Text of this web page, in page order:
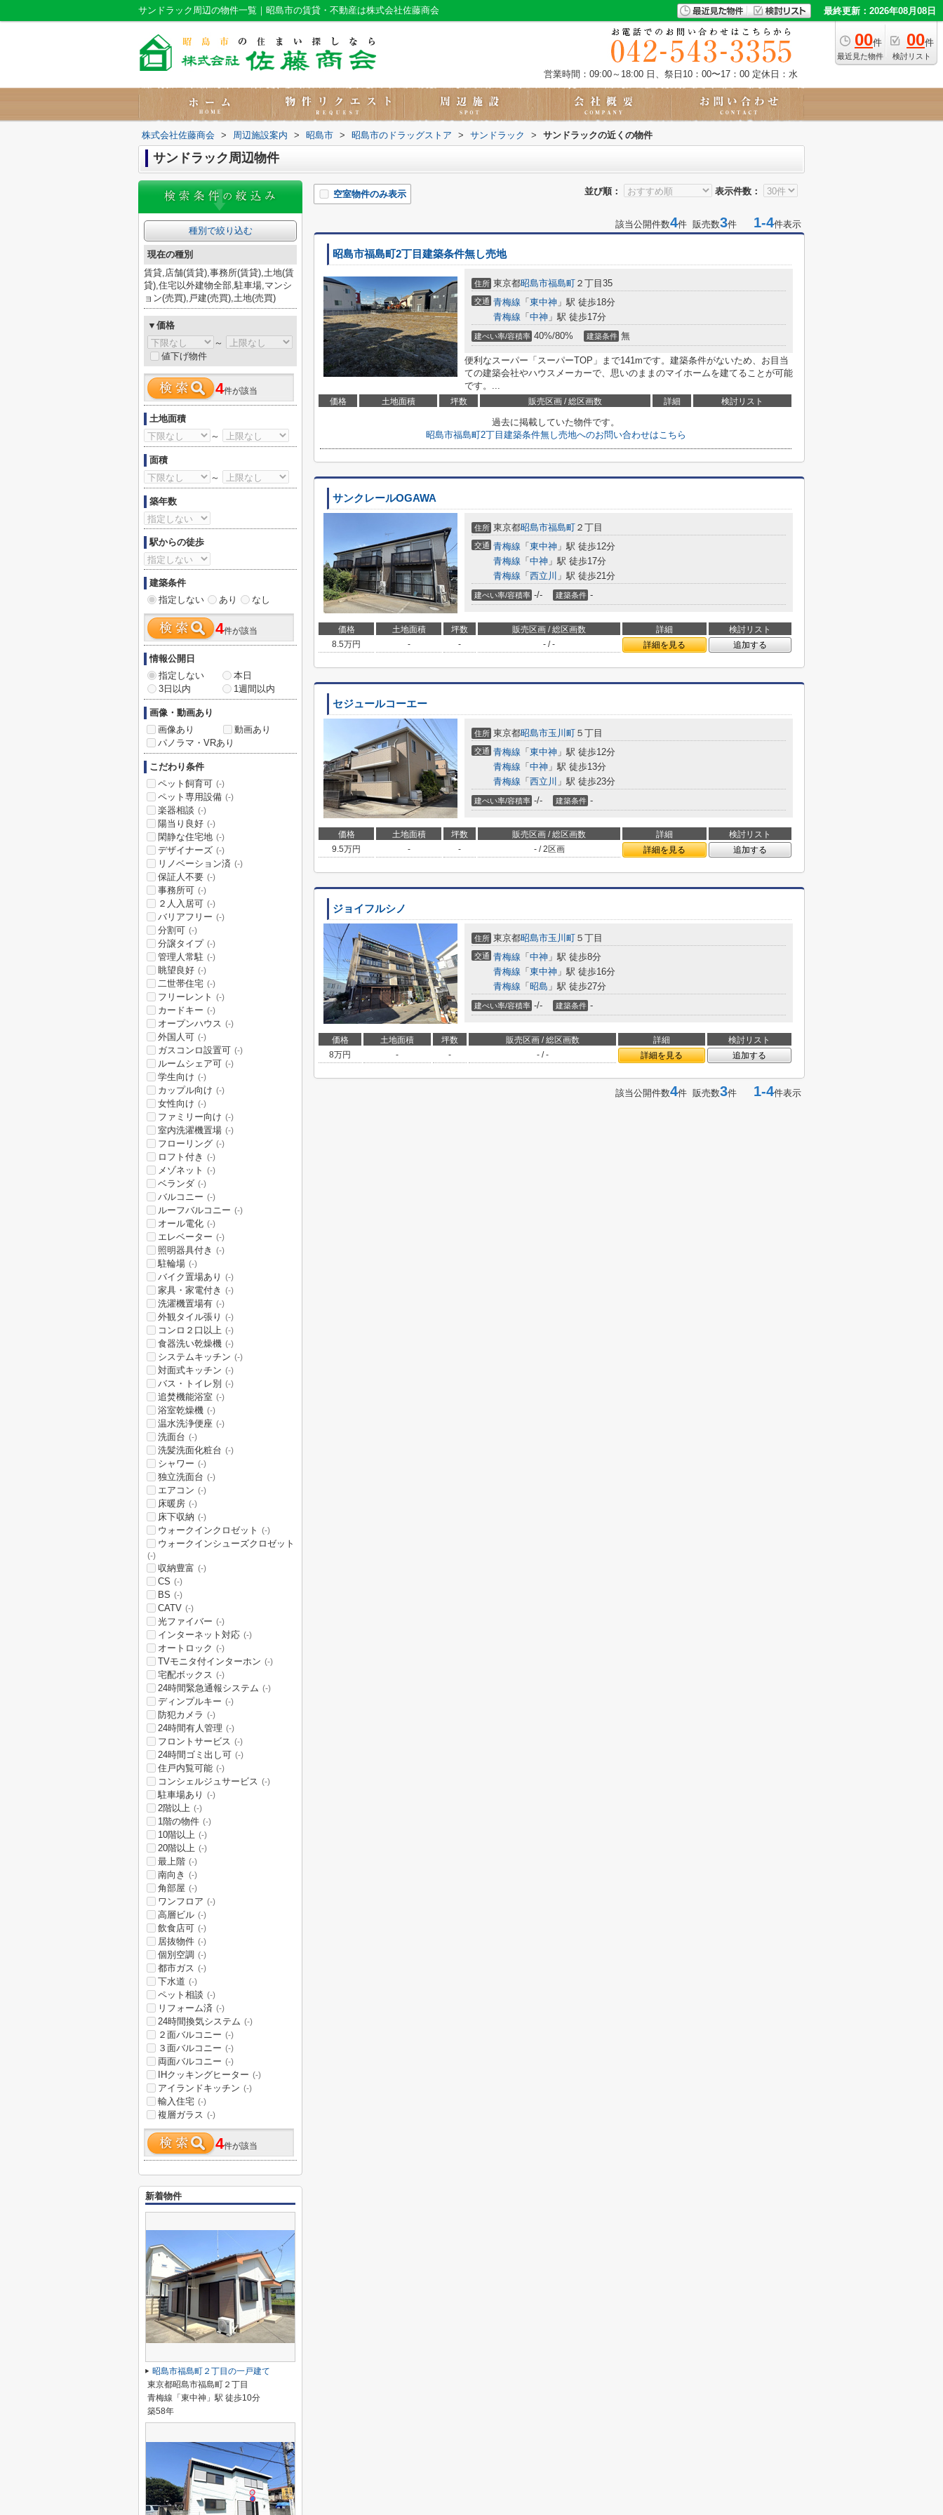
サンドラック周辺の物件一覧｜昭島市の賃貸・不動産は株式会社佐藤商会 最終更新：2026年08月08日
00件
最近見た物件
00件
検討リスト
営業時間：09:00～18:00 日、祭日10：00〜17：00 定休日：水
株式会社佐藤商会 > 周辺施設案内 > 昭島市 > 昭島市のドラッグストア > サンドラック > サンドラックの近くの物件
サンドラック周辺物件
並び順： 表示件数：
空室物件のみ表示
該当公開件数4件 販売数3件 1-4件表示
昭島市福島町2丁目建築条件無し売地
住所 東京都昭島市福島町 ２丁目35
交通 青梅線 「 東中神 」駅 徒歩18分
青梅線 「 中神 」駅 徒歩17分
建ぺい率/容積率 40%/80% 建築条件 無
便利なスーパー「スーパーTOP」まで141mです。建築条件がないため、お目当
ての建築会社やハウスメーカーで、思いのままのマイホームを建てることが可能
です。...
価格 土地面積 坪数 販売区画 / 総区画数 詳細 検討リスト
過去に掲載していた物件です。
昭島市福島町2丁目建築条件無し売地へのお問い合わせはこちら
サンクレールOGAWA
住所 東京都昭島市福島町 ２丁目
交通 青梅線 「 東中神 」駅 徒歩12分
青梅線 「 中神 」駅 徒歩17分
青梅線 「 西立川 」駅 徒歩21分
建ぺい率/容積率 -/- 建築条件 -
価格 土地面積 坪数 販売区画 / 総区画数 詳細
検討リスト
8.5万円 - - - / - 詳細を見る 追加する
セジュールコーエー
住所 東京都昭島市玉川町 ５丁目
交通 青梅線 「 東中神 」駅 徒歩12分
青梅線 「 中神 」駅 徒歩13分
青梅線 「 西立川 」駅 徒歩23分
建ぺい率/容積率 -/- 建築条件 -
価格 土地面積 坪数 販売区画 / 総区画数 詳細
検討リスト
9.5万円 - - - / 2区画 詳細を見る 追加する
ジョイフルシノ
住所 東京都昭島市玉川町 ５丁目
交通 青梅線 「 中神 」駅 徒歩8分
青梅線 「 東中神 」駅 徒歩16分
青梅線 「 昭島 」駅 徒歩27分
建ぺい率/容積率 -/- 建築条件 -
価格 土地面積 坪数 販売区画 / 総区画数 詳細
検討リスト
8万円 - - - / - 詳細を見る 追加する
該当公開件数4件 販売数3件 1-4件表示
種別で絞り込む
現在の種別
賃貸,店舗(賃貸),事務所(賃貸),土地(賃
貸),住宅以外建物全部,駐車場,マンシ
ョン(売買),戸建(売買),土地(売買)
▼価格
～
値下げ物件
4件が該当
土地面積
～
面積
～
築年数
駅からの徒歩
建築条件
指定しない
あり なし
4件が該当
情報公開日
指定しない
本日
3日以内
1週間以内
画像・動画あり
画像あり
動画あり
パノラマ・VRあり
こだわり条件
ペット飼育可 (-)
ペット専用設備 (-)
楽器相談 (-)
陽当り良好 (-)
閑静な住宅地 (-)
デザイナーズ (-)
リノベーション済 (-)
保証人不要 (-)
事務所可 (-)
２人入居可 (-)
バリアフリー (-)
分割可 (-)
分譲タイプ (-)
管理人常駐 (-)
眺望良好 (-)
二世帯住宅 (-)
フリーレント (-)
カードキー (-)
オープンハウス (-)
外国人可 (-)
ガスコンロ設置可 (-)
ルームシェア可 (-)
学生向け (-)
カップル向け (-)
女性向け (-)
ファミリー向け (-)
室内洗濯機置場 (-)
フローリング (-)
ロフト付き (-)
メゾネット (-)
ベランダ (-)
バルコニー (-)
ルーフバルコニー (-)
オール電化 (-)
エレベーター (-)
照明器具付き (-)
駐輪場 (-)
バイク置場あり (-)
家具・家電付き (-)
洗濯機置場有 (-)
外観タイル張り (-)
コンロ２口以上 (-)
食器洗い乾燥機 (-)
システムキッチン (-)
対面式キッチン (-)
バス・トイレ別 (-)
追焚機能浴室 (-)
浴室乾燥機 (-)
温水洗浄便座 (-)
洗面台 (-)
洗髪洗面化粧台 (-)
シャワー (-)
独立洗面台 (-)
エアコン (-)
床暖房 (-)
床下収納 (-)
ウォークインクロゼット (-)
ウォークインシューズクロゼット
(-)
収納豊富 (-)
CS (-)
BS (-)
CATV (-)
光ファイバー (-)
インターネット対応 (-)
オートロック (-)
TVモニタ付インターホン (-)
宅配ボックス (-)
24時間緊急通報システム (-)
ディンプルキー (-)
防犯カメラ (-)
24時間有人管理 (-)
フロントサービス (-)
24時間ゴミ出し可 (-)
住戸内覧可能 (-)
コンシェルジュサービス (-)
駐車場あり (-)
2階以上 (-)
1階の物件 (-)
10階以上 (-)
20階以上 (-)
最上階 (-)
南向き (-)
角部屋 (-)
ワンフロア (-)
高層ビル (-)
飲食店可 (-)
居抜物件 (-)
個別空調 (-)
都市ガス (-)
下水道 (-)
ペット相談 (-)
リフォーム済 (-)
24時間換気システム (-)
２面バルコニー (-)
３面バルコニー (-)
両面バルコニー (-)
IHクッキングヒーター (-)
アイランドキッチン (-)
輸入住宅 (-)
複層ガラス (-)
4件が該当
新着物件
昭島市福島町２丁目の一戸建て
東京都昭島市福島町２丁目
青梅線「東中神」駅 徒歩10分
築58年